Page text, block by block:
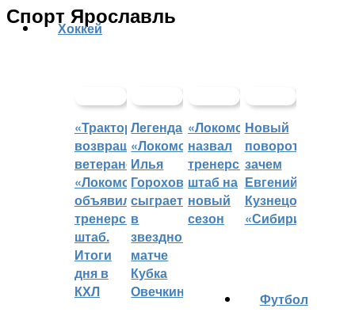
Спорт Ярославль
Хоккей
«Трактор»
возвращает
ветеранов,
«Локомотив»
объявил
тренерский
штаб.
Итоги
дня в
КХЛ
Легенда
«Локомотива»
Илья
Горохов
сыграет
в
звездном
матче
Кубка
Овечкина
«Локомотив»
назвал
тренерский
штаб на
новый
сезон
Новый
поворот:
зачем
Евгений
Кузнецов
«Сибири»?
Футбол